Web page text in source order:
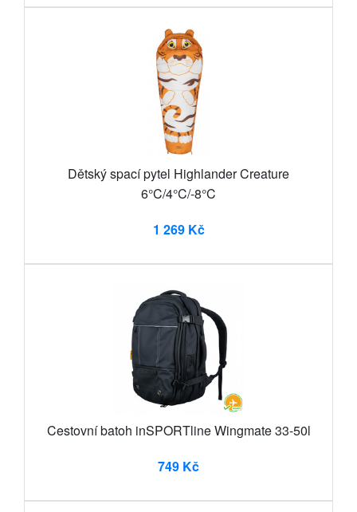
Dětský spací pytel Highlander Creature
6°C/4°C/-8°C
1 269 Kč
Cestovní batoh inSPORTline Wingmate 33-50l
749 Kč